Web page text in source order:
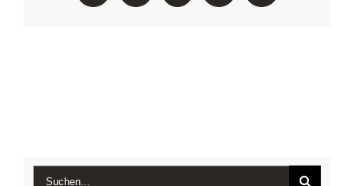
Mail
Suche